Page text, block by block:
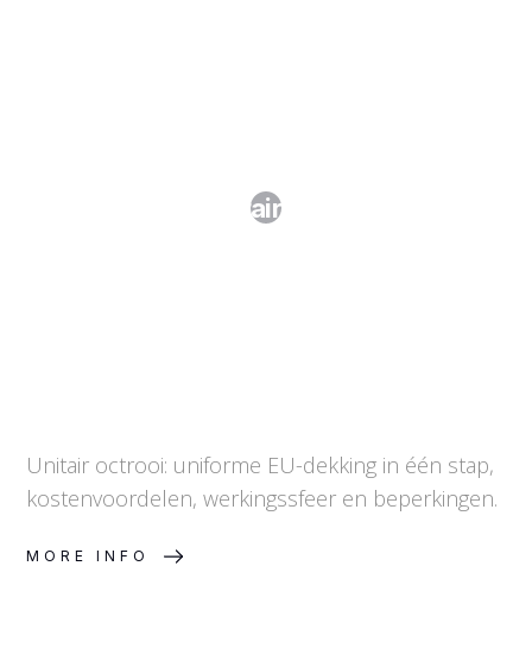
Het unitair octrooi
Unitair octrooi: uniforme EU-dekking in één stap,
kostenvoordelen, werkingssfeer en beperkingen.
MORE INFO